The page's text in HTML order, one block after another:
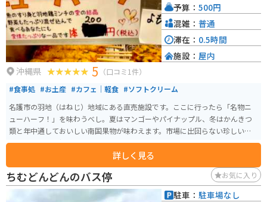
沖縄県 5 （口コミ1件）
#食事処 #お土産 #カフェ｜軽食 #ソフトクリーム
名護市の羽地（はねじ）地域にある直売施設です。ここに行ったら「名物ニ
ューハーフ！」を味わうべし。夏はマンゴーやパイナップル、冬はかんきつ
類と年中通しておいしい南国果物が味わえます。市場に出回らない珍しい果
物もあります。新鮮な羽地のたまご「やんばるたまご」とその親鶏「羽地
鶏」を使った食事やお惣菜も楽しめます。
詳しく見る
予算： 500円
混雑： 普通
滞在： 0.5時間
施設： 屋内
ちむどんどんのバス停 お気に入り
駐車： 駐車場なし